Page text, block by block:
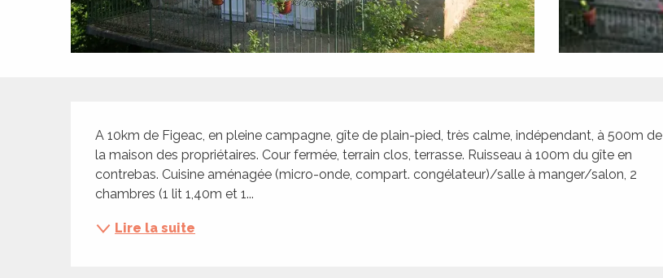
Description
A 10km de Figeac, en pleine campagne, gîte de plain-pied, très calme, indépendant, à 500m de
la maison des propriétaires. Cour fermée, terrain clos, terrasse. Ruisseau à 100m du gîte en
contrebas. Cuisine aménagée (micro-onde, compart. congélateur)/salle à manger/salon, 2
chambres (1 lit 1,40m et 1...
Lire la suite